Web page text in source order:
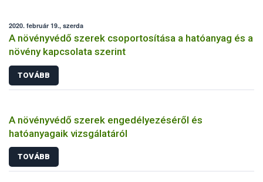
2020. február 19., szerda
A növényvédő szerek csoportosítása a hatóanyag és a
növény kapcsolata szerint
TOVÁBB
A növényvédő szerek engedélyezéséről és
hatóanyagaik vizsgálatáról
TOVÁBB